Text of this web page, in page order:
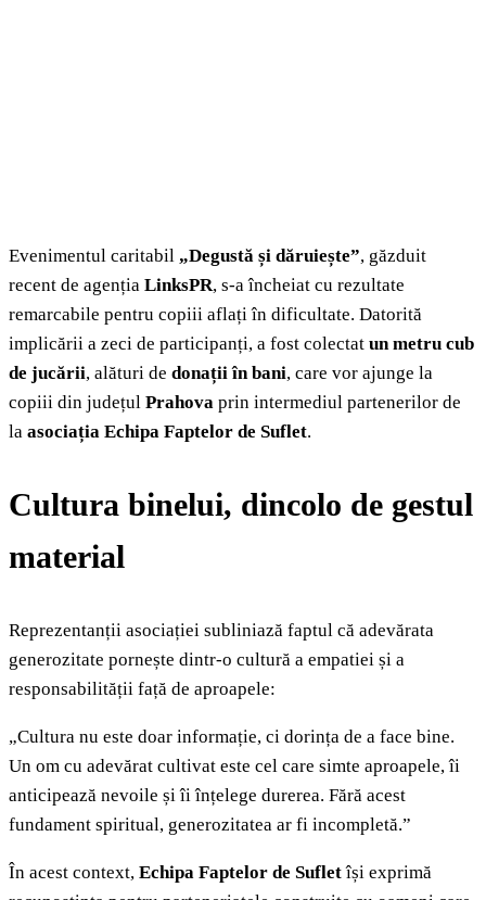
Evenimentul caritabil „Degustă și dăruiește”, găzduit
recent de agenția LinksPR, s-a încheiat cu rezultate
remarcabile pentru copiii aflați în dificultate. Datorită
implicării a zeci de participanți, a fost colectat un metru cub
de jucării, alături de donații în bani, care vor ajunge la
copiii din județul Prahova prin intermediul partenerilor de
la asociația Echipa Faptelor de Suflet.
Cultura binelui, dincolo de gestul
material
Reprezentanții asociației subliniază faptul că adevărata
generozitate pornește dintr-o cultură a empatiei și a
responsabilității față de aproapele:
„Cultura nu este doar informație, ci dorința de a face bine.
Un om cu adevărat cultivat este cel care simte aproapele, îi
anticipează nevoile și îi înțelege durerea. Fără acest
fundament spiritual, generozitatea ar fi incompletă.”
În acest context, Echipa Faptelor de Sufletîși exprimă